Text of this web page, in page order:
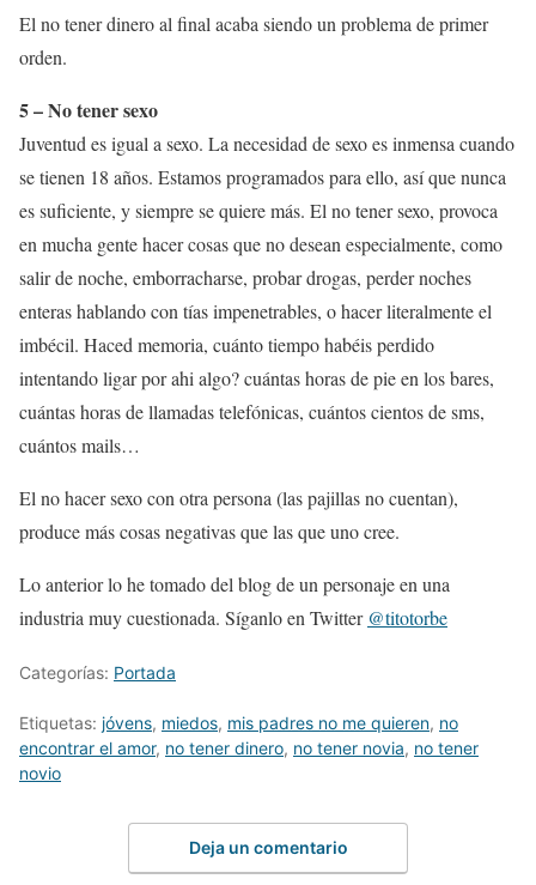
El no tener dinero al final acaba siendo un problema de primer
orden.
5 – No tener sexo
Juventud es igual a sexo. La necesidad de sexo es inmensa cuando
se tienen 18 años. Estamos programados para ello, así que nunca
es suficiente, y siempre se quiere más. El no tener sexo, provoca
en mucha gente hacer cosas que no desean especialmente, como
salir de noche, emborracharse, probar drogas, perder noches
enteras hablando con tías impenetrables, o hacer literalmente el
imbécil. Haced memoria, cuánto tiempo habéis perdido
intentando ligar por ahi algo? cuántas horas de pie en los bares,
cuántas horas de llamadas telefónicas, cuántos cientos de sms,
cuántos mails…
El no hacer sexo con otra persona (las pajillas no cuentan),
produce más cosas negativas que las que uno cree.
Lo anterior lo he tomado del blog de un personaje en una
industria muy cuestionada. Síganlo en Twitter @titotorbe
Categorías: Portada
Etiquetas: jóvens, miedos, mis padres no me quieren, no
encontrar el amor, no tener dinero, no tener novia, no tener
novio
Deja un comentario